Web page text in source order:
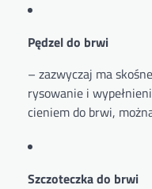
Pędzel do brwi
– zazwyczaj ma
rysowanie i
cieniem do brwi,
Szczoteczka do brwi